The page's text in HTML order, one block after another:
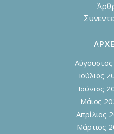
Ιούλιος
Ιούνιος
Μάιος
Απρίλιος
Μάρτιος